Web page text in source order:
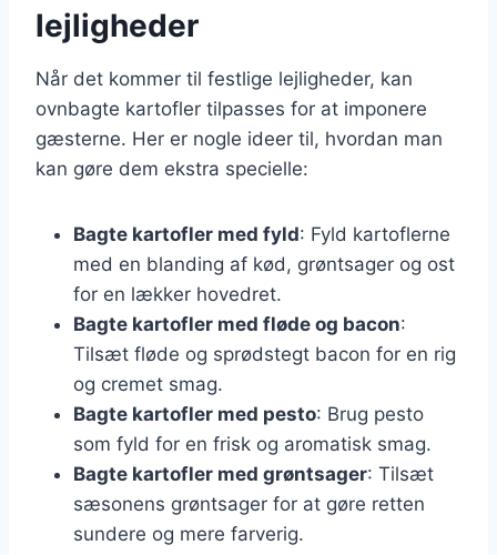
lejligheder
Når det kommer til festlige lejligheder, kan
ovnbagte kartofler tilpasses for at imponere
gæsterne. Her er nogle ideer til, hvordan man
kan gøre dem ekstra specielle:
Bagte kartofler med fyld: Fyld kartoflerne
med en blanding af kød, grøntsager og ost
for en lækker hovedret.
Bagte kartofler med fløde og bacon:
Tilsæt fløde og sprødstegt bacon for en rig
og cremet smag.
Bagte kartofler med pesto: Brug pesto
som fyld for en frisk og aromatisk smag.
Bagte kartofler med grøntsager: Tilsæt
sæsonens grøntsager for at gøre retten
sundere og mere farverig.